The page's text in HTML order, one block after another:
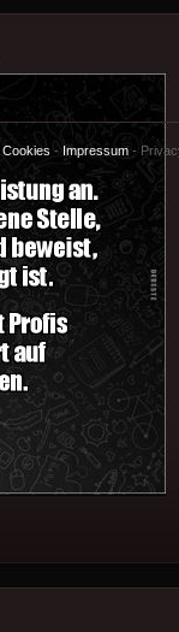
Cookies - Impressum -